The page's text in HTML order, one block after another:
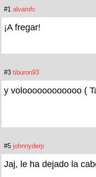
#1 alvarofc
¡A fregar!
#3 tiburon93
y voloooooooooooo (
#5 johnnyderp
Jaj, le ha dejado la